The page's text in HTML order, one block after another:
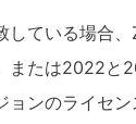
している場合
または2022と
ョンのライセ